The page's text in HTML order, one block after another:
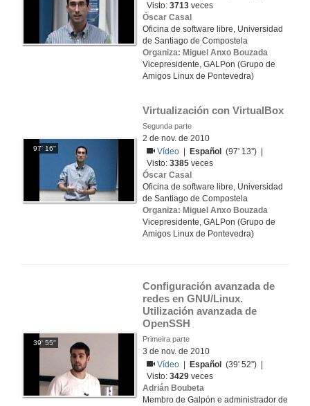
Visto:3713 veces
Óscar Casal
Oficina de software libre, Universidad
de Santiago de Compostela
Organiza: Miguel Anxo Bouzada
Vicepresidente, GALPon (Grupo de
Amigos Linux de Pontevedra)
97' 16''
Virtualización con VirtualBox
Segunda parte
2 de nov. de 2010
Vídeo
Español
(97' 13'') |
Visto:3385 veces
Óscar Casal
Oficina de software libre, Universidad
de Santiago de Compostela
Organiza: Miguel Anxo Bouzada
Vicepresidente, GALPon (Grupo de
Amigos Linux de Pontevedra)
39' 55''
Configuración avanzada de
redes en GNU/Linux.
Utilización avanzada de
OpenSSH
Primeira parte
3 de nov. de 2010
Vídeo
Español
(39' 52'') |
Visto:3429 veces
Adrián Boubeta
Membro de Galpón e administrador de